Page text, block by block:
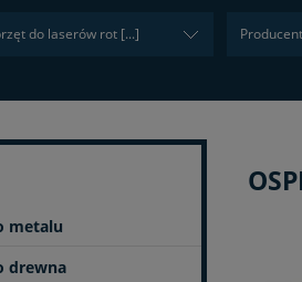
do laserów rot [...]
metalu
drewna